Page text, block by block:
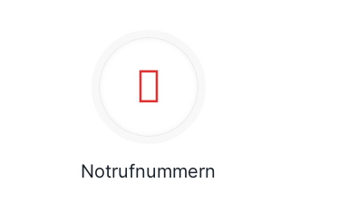
Notrufnummern